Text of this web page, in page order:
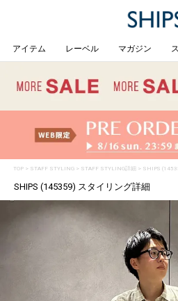
アイテム レーベル マガジン
TOP> STAFF STYLING> STAFF STYLING詳細 > SHIPS
SHIPS (145359) スタイリング詳細